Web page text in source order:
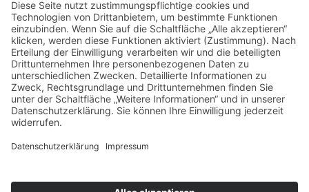
in Mönchengladbach, Düsseldorf und Krefeld zur
Verfügung. […]
Datenschutz
Cookie-Einstellungen